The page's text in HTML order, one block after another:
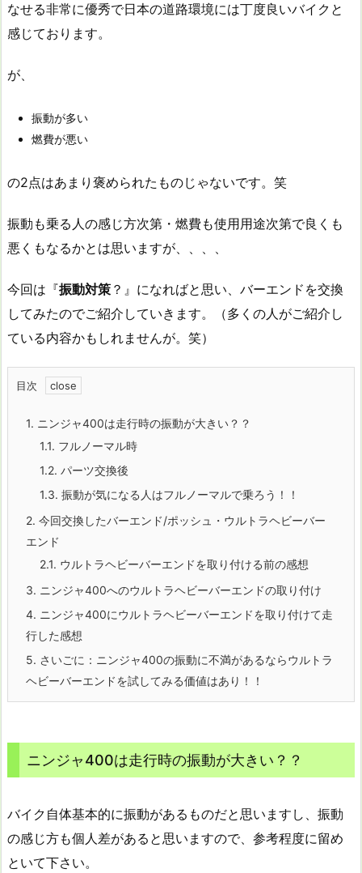
なせる非常に優秀で日本の道路環境には丁度良いバイクと
感じております。
が、
振動が多い
燃費が悪い
の2点はあまり褒められたものじゃないです。笑
振動も乗る人の感じ方次第・燃費も使用用途次第で良くも
悪くもなるかとは思いますが、、、、
今回は『振動対策 ？』になればと思い、バーエンドを交換
してみたのでご紹介していきます。（多くの人がご紹介し
ている内容かもしれませんが。笑）
目次
1. ニンジャ400は走行時の振動が大きい？？
1.1. フルノーマル時
1.2. パーツ交換後
1.3. 振動が気になる人はフルノーマルで乗ろう！！
2. 今回交換したバーエンド/ポッシュ・ウルトラヘビーバー
エンド
2.1. ウルトラヘビーバーエンドを取り付ける前の感想
3. ニンジャ400へのウルトラヘビーバーエンドの取り付け
4. ニンジャ400にウルトラヘビーバーエンドを取り付けて走
行した感想
5. さいごに：ニンジャ400の振動に不満があるならウルトラ
ヘビーバーエンドを試してみる価値はあり！！
ニンジャ400は走行時の振動が大きい？？
バイク自体基本的に振動があるものだと思いますし、振動
の感じ方も個人差があると思いますので、参考程度に留め
といて下さい。